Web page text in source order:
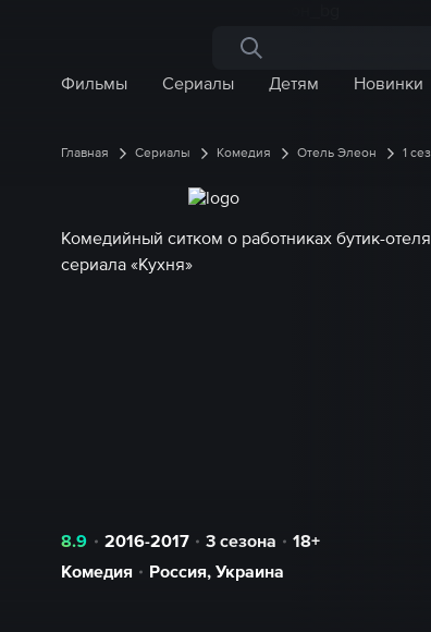
Поиск по сайту
Фильмы
Сериалы Детям Новинки
Главная Сериалы Комедия Отель Элеон 1
Комедийный ситком о работниках бутик-
сериала «Кухня»
8.9 2016-2017 3 сезона
18+
Комедия
Россия, Украина